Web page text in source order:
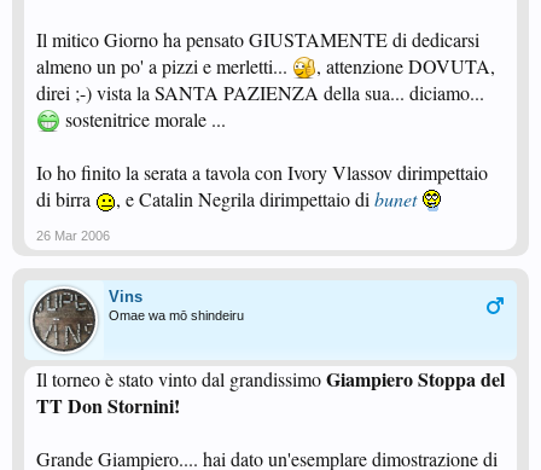
Il mitico Giorno ha pensato GIUSTAMENTE di dedicarsi
almeno un po' a pizzi e merletti...
, attenzione DOVUTA,
direi ;-) vista la SANTA PAZIENZA della sua... diciamo...
sostenitrice morale ...
Io ho finito la serata a tavola con Ivory Vlassov dirimpettaio
di birra
, e Catalin Negrila dirimpettaio di bunet
26 Mar 2006
Vins
Omae wa mō shindeiru
Il torneo è stato vinto dal grandissimoGiampiero Stoppa del
TT Don Stornini!
Grande Giampiero.... hai dato un'esemplare dimostrazione di